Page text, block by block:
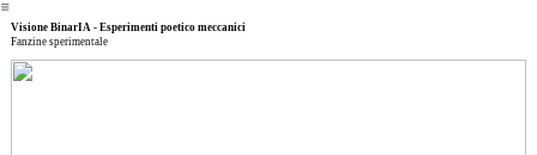
︎
Visione BinarIA - Esperimenti poetico meccanici
Fanzine sperimentale